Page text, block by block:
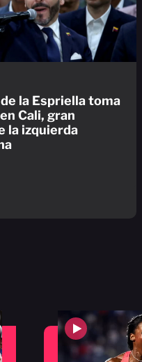
la Espriella toma
Cali, gran
la izquierda